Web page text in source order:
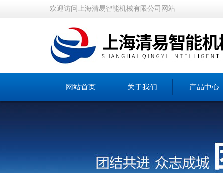
欢迎访问上海清易智能机械有限公司网站
网站首页 关于我们 产品中心